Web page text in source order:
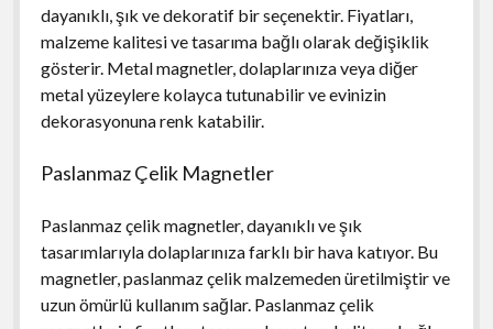
dayanıklı, şık ve dekoratif bir seçenektir. Fiyatları,
malzeme kalitesi ve tasarıma bağlı olarak değişiklik
gösterir. Metal magnetler, dolaplarınıza veya diğer
metal yüzeylere kolayca tutunabilir ve evinizin
dekorasyonuna renk katabilir.
Paslanmaz Çelik Magnetler
Paslanmaz çelik magnetler, dayanıklı ve şık
tasarımlarıyla dolaplarınıza farklı bir hava katıyor. Bu
magnetler, paslanmaz çelik malzemeden üretilmiştir ve
uzun ömürlü kullanım sağlar. Paslanmaz çelik